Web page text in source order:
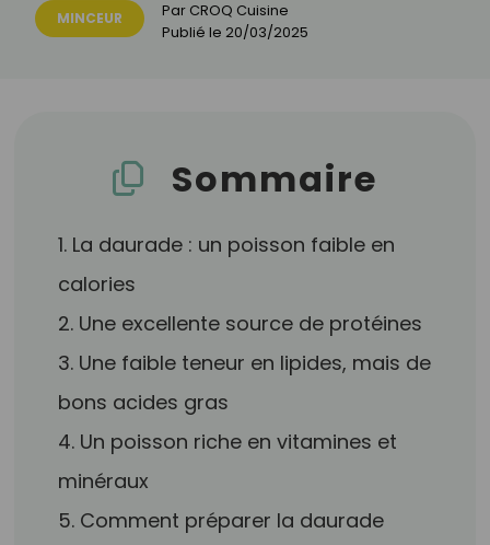
MINCEUR Par CROQ Cuisine
Publié le 20/03/2025
Sommaire
1. La daurade : un poisson faible en
calories
2. Une excellente source de protéines
3. Une faible teneur en lipides, mais de
bons acides gras
4. Un poisson riche en vitamines et
minéraux
5. Comment préparer la daurade